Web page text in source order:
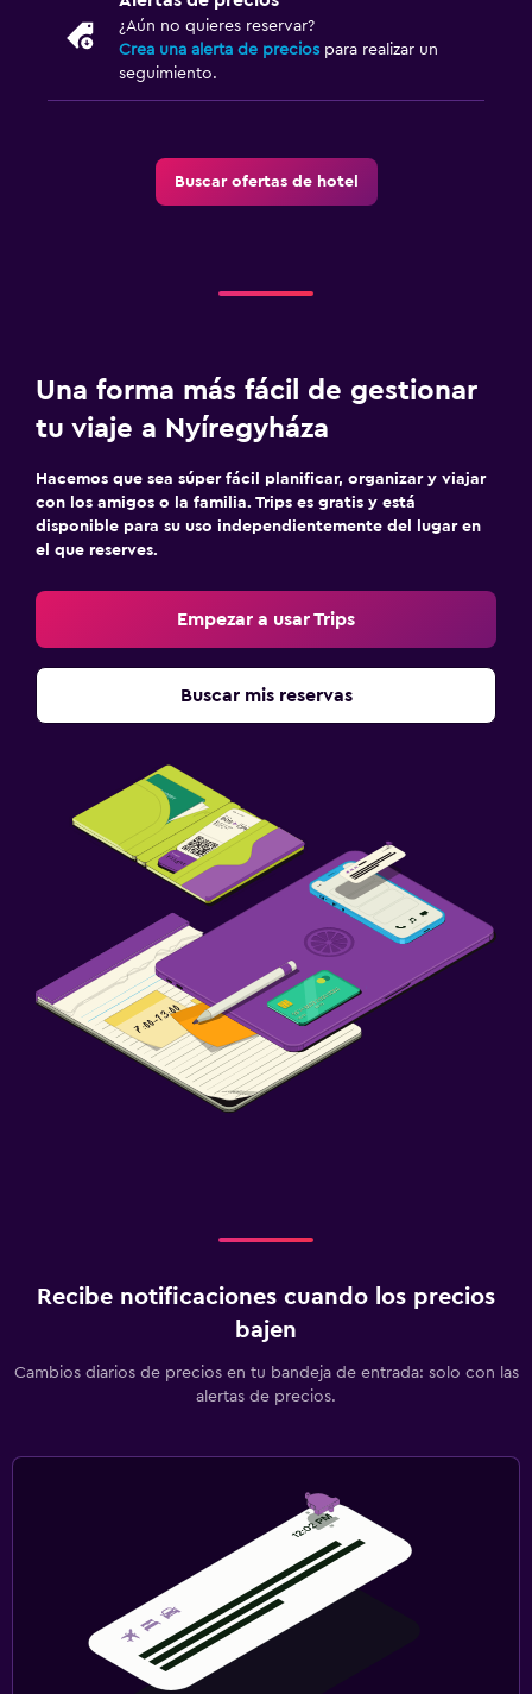
¿Aún no quieres reservar?
Crea una alerta de precios para realizar un
seguimiento.
Buscar ofertas de hotel
Una forma más fácil de gestionar
tu viaje a Nyíregyháza
Hacemos que sea súper fácil planificar, organizar y viajar
con los amigos o la familia. Trips es gratis y está
disponible para su uso independientemente del lugar en
el que reserves.
Empezar a usar Trips
Buscar mis reservas
Recibe notificaciones cuando los precios
bajen
Cambios diarios de precios en tu bandeja de entrada: solo con las
alertas de precios.